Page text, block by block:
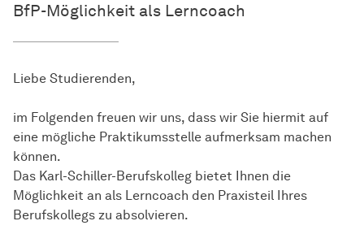
BfP-Möglichkeit als Lerncoach
Liebe Studierenden,
im Folgenden freuen wir uns, dass wir Sie hiermit auf
eine mögliche Praktikumsstelle aufmerksam machen
können.
Das Karl-Schiller-Berufskolleg bietet Ihnen die
Möglichkeit an als Lerncoach den Praxisteil Ihres
Berufskollegs zu absolvieren.